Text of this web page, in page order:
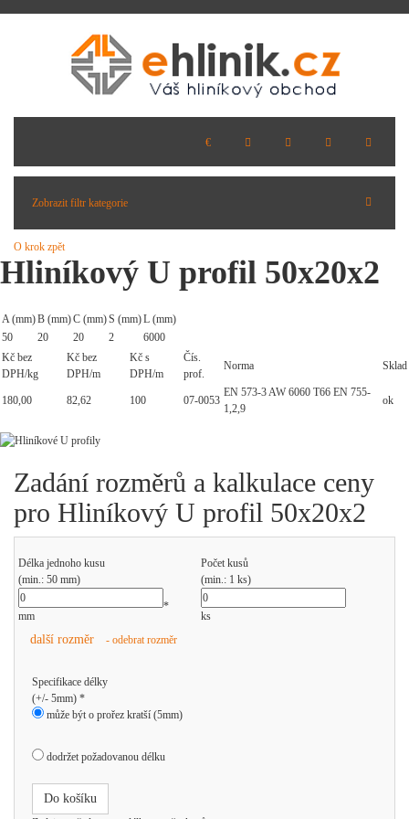
Zobrazit filtr kategorie
O krok zpět
Hliníkový U profil 50x20x2
A (mm)B (mm)C (mm)S (mm)L (mm)
50
20 20 2
6000
Kč bez
DPH/kg
Kč bez
DPH/m
Kč s
DPH/m
Čís.
prof.
Norma Sklad
180,00 82,62 100 07-0053
EN 573-3 AW 6060 T66 EN 755-
1,2,9
ok
Zadání rozměrů a kalkulace ceny
pro Hliníkový U profil 50x20x2
Délka jednoho kusu
(min.: 50 mm)
Počet kusů
(min.: 1 ks)
mm
*
ks
další rozměr - odebrat rozměr
Specifikace délky
(+/- 5mm) *
může být o prořez kratší (5mm)
dodržet požadovanou délku
Do košíku